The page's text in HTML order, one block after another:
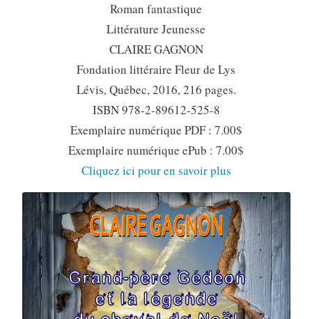
Roman fantastique
Littérature Jeunesse
CLAIRE GAGNON
Fondation littéraire Fleur de Lys
Lévis, Québec, 2016, 216 pages.
ISBN 978-2-89612-525-8
Exemplaire numérique PDF : 7.00$
Exemplaire numérique ePub : 7.00$
Cliquez ici pour en savoir plus